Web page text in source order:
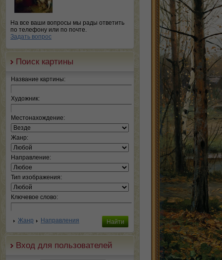
На все ваши вопросы мы рады ответить
по телефону или по почте.
Задать вопрос
Поиск картины
Название картины:
Художник:
Местонахождение:
Жанр:
Направление:
Тип изображения:
Ключевое слово:
Жанр Направления
Вход для пользователей